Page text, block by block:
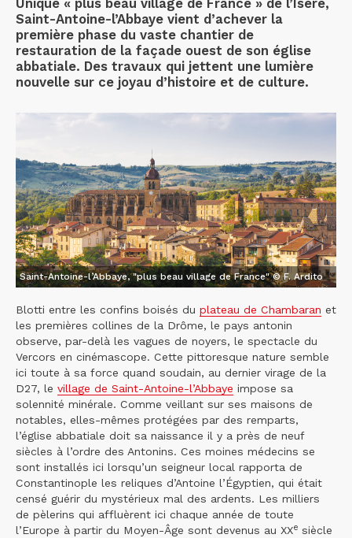
Saint-Antoine-l’Abbaye vient d’achever la
première phase du vaste chantier de
restauration de la façade ouest de son église
abbatiale. Des travaux qui jettent une lumière
nouvelle sur ce joyau d’histoire et de culture.
Saint-Antoine-l’Abbaye, "plus beau village de France" © F. Ardito
Blotti entre les confins boisés du plateau de Chambaran et
les premières collines de la Drôme, le pays antonin
observe, par-delà les vagues de noyers, le spectacle du
Vercors en cinémascope. Cette pittoresque nature semble
ici toute à sa force quand soudain, au dernier virage de la
D27, le village de Saint-Antoine-l’Abbaye impose sa
solennité minérale. Comme veillant sur ses maisons de
notables, elles-mêmes protégées par des remparts,
l’église abbatiale doit sa naissance il y a près de neuf
siècles à l’ordre des Antonins. Ces moines médecins se
sont installés ici lorsqu’un seigneur local rapporta de
Constantinople les reliques d’Antoine l’Égyptien, qui était
censé guérir du mystérieux mal des ardents. Les milliers
de pèlerins qui affluèrent ici chaque année de toute
l’Europe à partir du Moyen-Âge sont devenus au XXe siècle